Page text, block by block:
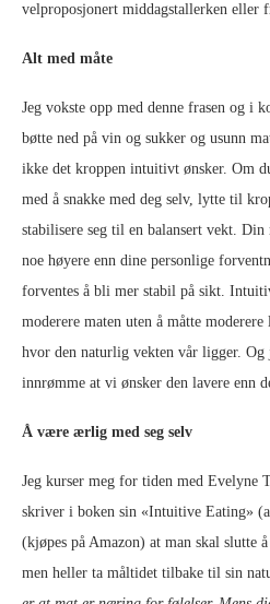
velproposjonert middagstallerken eller
Alt med måte
Jeg vokste opp med denne frasen og i
bøtte ned på vin og sukker og usunn
ikke det kroppen intuitivt ønsker. Om
med å snakke med deg selv, lytte til
stabilisere seg til en balansert vekt. Din
noe høyere enn dine personlige
forventes å bli mer stabil på sikt.
moderere maten uten å måtte
hvor den naturlig vekten vår ligger. Og
innrømme at vi ønsker den lavere enn
Å være ærlig med seg selv
Jeg kurser meg for tiden med Evelyne
skriver i boken sin «Intuitive Eating»
(kjøpes på Amazon) at man skal slutte
men heller ta måltidet tilbake til sin